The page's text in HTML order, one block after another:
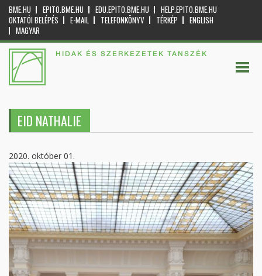
BME.HU EPITO.BME.HU EDU.EPITO.BME.HU
HELP.EPITO.BME.HU
OKTATÓI BELÉPÉS
E-MAIL TELEFONKÖNYV TÉRKÉP
ENGLISH
MAGYAR
HIDAK ÉS SZERKEZETEK TANSZÉK
EID NATHALIE
2020. október 01.